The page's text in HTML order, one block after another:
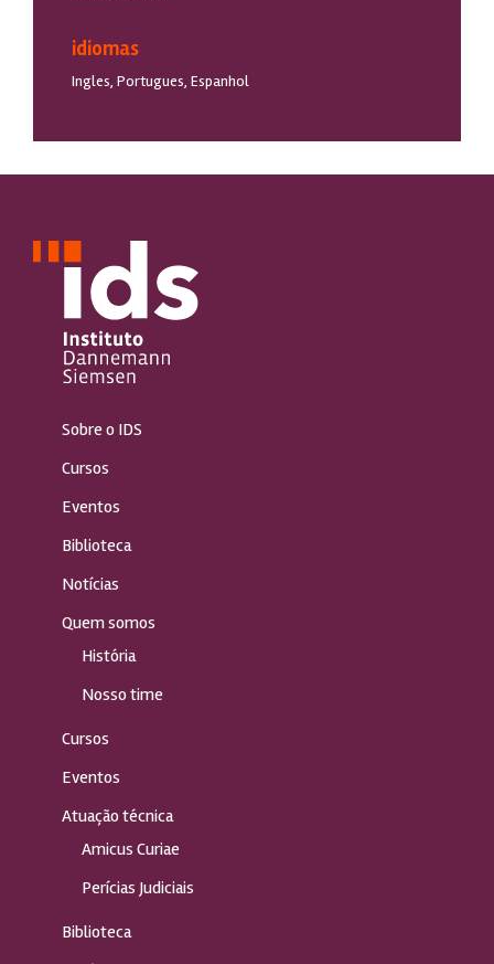
idiomas
Ingles, Portugues, Espanhol
Sobre o IDS
Cursos
Eventos
Biblioteca
Notícias
Quem somos
História
Nosso time
Cursos
Eventos
Atuação técnica
Amicus Curiae
Perícias Judiciais
Biblioteca